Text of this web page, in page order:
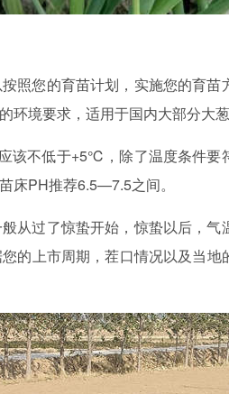
照您的育苗计划，实施您的育苗
环境要求，适用于国内大部分大葱
该不低于+5℃，除了温度条件要
床PH推荐6.5—7.5之间。
从过了惊蛰开始，惊蛰以后，气
的上市周期，茬口情况以及当地